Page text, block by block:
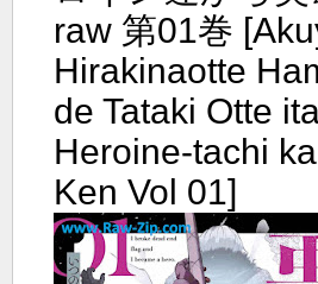
raw 第01巻
Hirakinaotte
de Tataki Otte
Heroine-tachi
Ken Vol 01]